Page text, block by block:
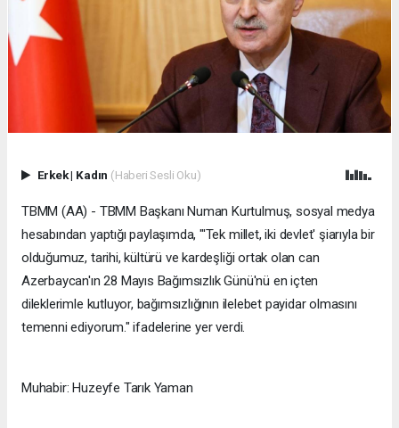
Erkek| Kadın (Haberi Sesli Oku)
TBMM (AA) - TBMM Başkanı Numan Kurtulmuş, sosyal medya
hesabından yaptığı paylaşımda, "'Tek millet, iki devlet' şiarıyla bir
olduğumuz, tarihi, kültürü ve kardeşliği ortak olan can
Azerbaycan'ın 28 Mayıs Bağımsızlık Günü'nü en içten
dileklerimle kutluyor, bağımsızlığının ilelebet payidar olmasını
temenni ediyorum." ifadelerine yer verdi.
Muhabir: Huzeyfe Tarık Yaman